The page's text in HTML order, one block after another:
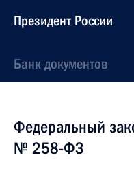
Президент России
Банк документов
Федеральный
№ 258-ФЗ